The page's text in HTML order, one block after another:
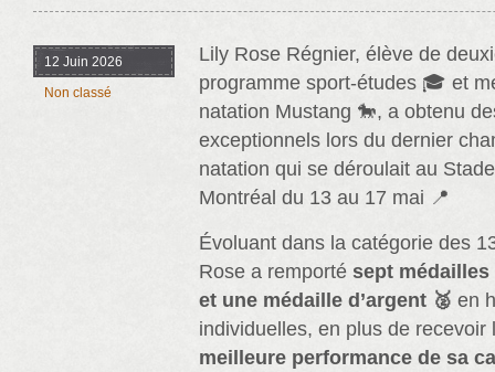
12 Juin 2026
Non classé
Lily Rose Régnier, élève de
programme sport-études 🎓 et
natation Mustang 🐎, a obtenu
exceptionnels lors du dernier
natation qui se déroulait au
Montréal du 13 au 17 mai 📍
Évoluant dans la catégorie des
Rose a remporté sept médailles
et une médaille d’argent 🥈 en
individuelles, en plus de recevoir
meilleure performance de sa